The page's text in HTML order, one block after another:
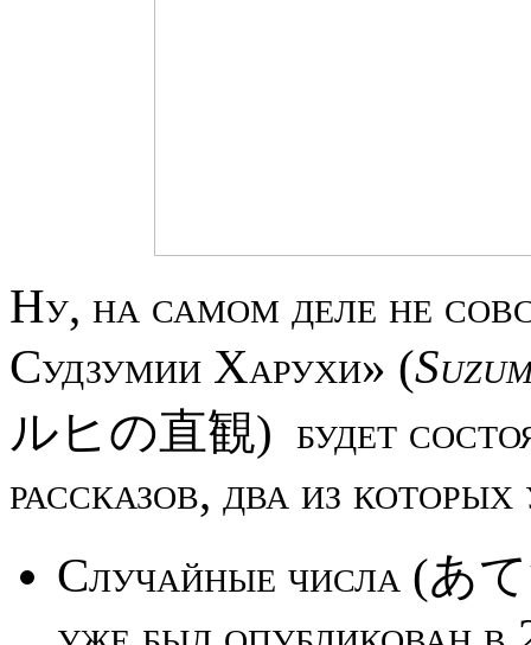
Ну, на самом деле не
Судзумии Харухи» (
ルヒの直観) будет
рассказов, два из
Случайные числа (あ